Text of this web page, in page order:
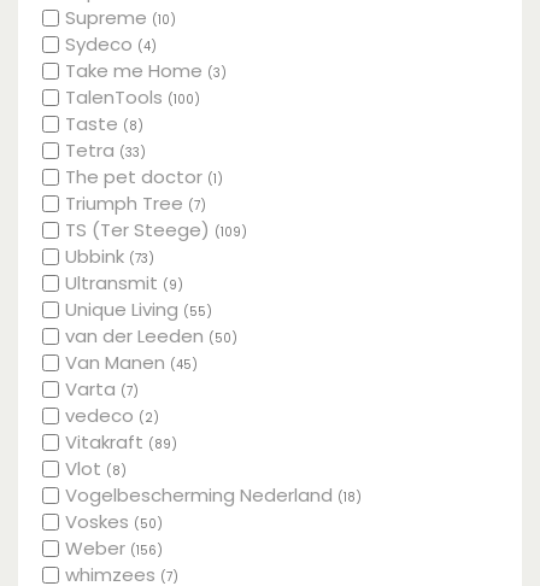
Supreme (10)
Sydeco (4)
Take me Home (3)
TalenTools (100)
Taste (8)
Tetra (33)
The pet doctor (1)
Triumph Tree (7)
TS (Ter Steege) (109)
Ubbink (73)
Ultransmit (9)
Unique Living (55)
van der Leeden (50)
Van Manen (45)
Varta (7)
vedeco (2)
Vitakraft (89)
Vlot (8)
Vogelbescherming Nederland (18)
Voskes (50)
Weber (156)
whimzees (7)